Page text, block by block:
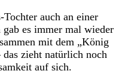
auch an einer
es immer mal wieder
mit dem „König
zieht natürlich noch
auf sich.